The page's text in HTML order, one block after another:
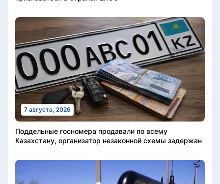
7 августа, 2026
Поддельные госномера продавали по всему
Казахстану, организатор незаконной схемы задержан